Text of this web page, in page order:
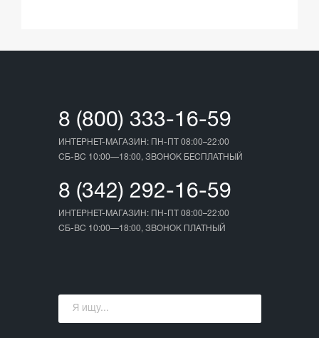
8 (800) 333-16-59
ИНТЕРНЕТ-МАГАЗИН: ПН-ПТ 08:00–22:00
СБ-ВС 10:00—18:00, ЗВОНОК БЕСПЛАТНЫЙ
8 (342) 292-16-59
ИНТЕРНЕТ-МАГАЗИН: ПН-ПТ 08:00–22:00
СБ-ВС 10:00—18:00, ЗВОНОК ПЛАТНЫЙ